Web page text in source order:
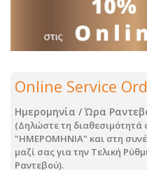
Online Service
Ημερομηνία / Ώρα
(Δηλώστε τη
"ΗΜΕΡΟΜΗΝΙΑ" και στη
μαζί σας για την Τελική
Ραντεβού).